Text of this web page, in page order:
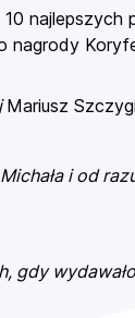
najlepszych
nagrody
Mariusz
i od